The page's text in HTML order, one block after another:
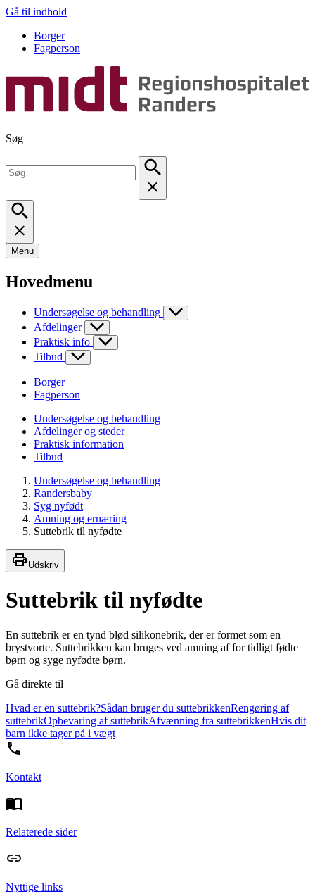
Gå til indhold
Borger
Fagperson
Søg
Menu
Hovedmenu
Undersøgelse og behandling
Afdelinger
Praktisk info
Tilbud
Borger
Fagperson
Undersøgelse og behandling
Afdelinger og steder
Praktisk information
Tilbud
Undersøgelse og behandling
Randersbaby
Syg nyfødt
Amning og ernæring
Suttebrik til nyfødte
Udskriv
Suttebrik til nyfødte
En suttebrik er en tynd blød silikonebrik, der er formet som en
brystvorte. Suttebrikken kan bruges ved amning af for tidligt fødte
børn og syge nyfødte børn.
Gå direkte til
Hvad er en suttebrik?Sådan bruger du suttebrikkenRengøring af
suttebrikOpbevaring af suttebrikAfvænning fra suttebrikkenHvis dit
barn ikke tager på i vægt
Kontakt
Relaterede sider
Nyttige links